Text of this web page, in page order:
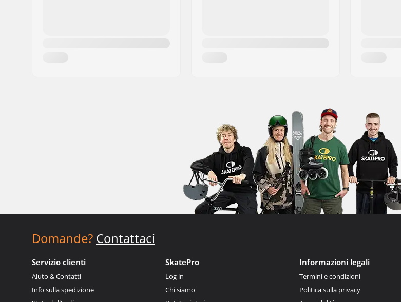
Domande? Contattaci
Servizio clienti
Aiuto & Contatti
Info sulla spedizione
SkatePro
Log in
Chi siamo
Informazioni legali
Termini e condizioni
Politica sulla privacy